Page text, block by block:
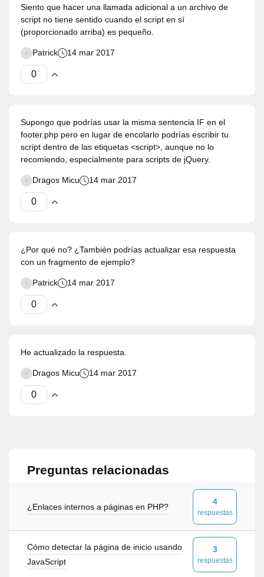
Siento que hacer una llamada adicional a un archivo de
script no tiene sentido cuando el script en sí
(proporcionado arriba) es pequeño.
Patrick 14 mar 2017
Supongo que podrías usar la misma sentencia IF en el
footer.php pero en lugar de encolarlo podrías escribir tu
script dentro de las etiquetas <script>, aunque no lo
recomiendo, especialmente para scripts de jQuery.
Dragos Micu 14 mar 2017
¿Por qué no? ¿También podrías actualizar esa respuesta
con un fragmento de ejemplo?
Patrick 14 mar 2017
He actualizado la respuesta.
Dragos Micu 14 mar 2017
Preguntas relacionadas
¿Enlaces internos a páginas en PHP?
4
respuestas
Cómo detectar la página de inicio usando
JavaScript
3
respuestas